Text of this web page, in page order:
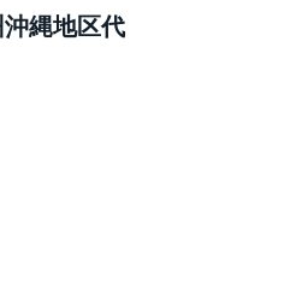
縄地区代